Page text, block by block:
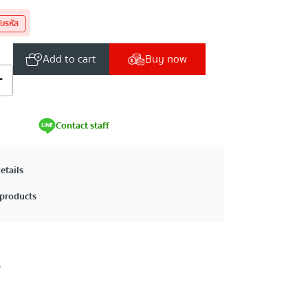
รหัส
Add to cart Buy now
Contact staff